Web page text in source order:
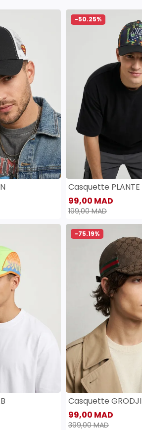
-50.25%
Casquette PLANTE
99,00 MAD
199,00 MAD
-75.19%
Casquette GRODJI
99,00 MAD
399,00 MAD